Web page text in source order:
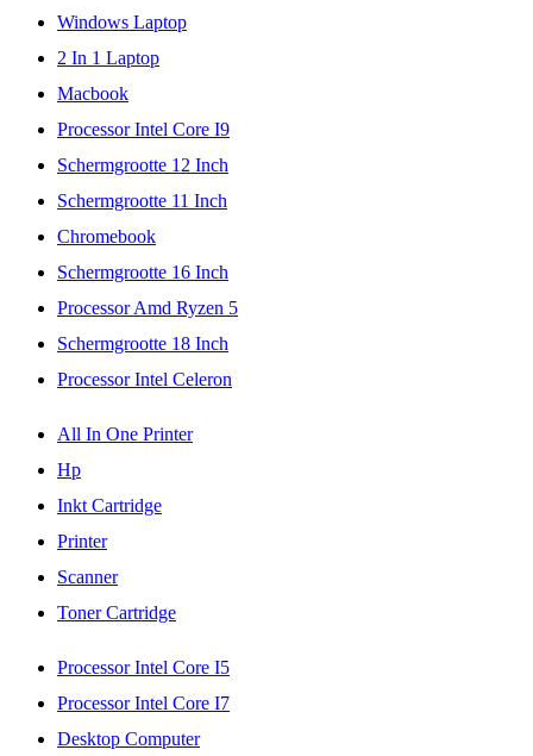
Windows Laptop
2 In 1 Laptop
Macbook
Processor Intel Core I9
Schermgrootte 12 Inch
Schermgrootte 11 Inch
Chromebook
Schermgrootte 16 Inch
Processor Amd Ryzen 5
Schermgrootte 18 Inch
Processor Intel Celeron
All In One Printer
Hp
Inkt Cartridge
Printer
Scanner
Toner Cartridge
Processor Intel Core I5
Processor Intel Core I7
Desktop Computer